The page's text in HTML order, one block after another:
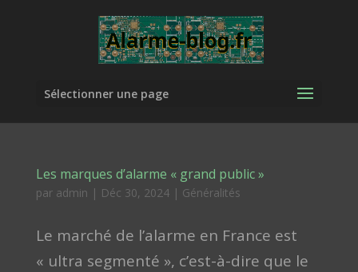
Sélectionner une page
Les marques d’alarme « grand public »
par admin | Déc 30, 2024| Généralités
Le marché de l’alarme en France est
« ultra segmenté », c’est-à-dire que le